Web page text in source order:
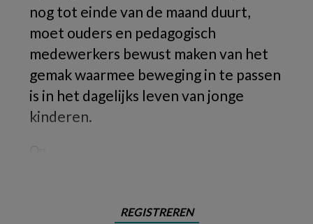
nog tot einde van de maand duurt,
moet ouders en pedagogisch
medewerkers bewust maken van het
gemak waarmee beweging in te passen
is in het dagelijks leven van jonge
kinderen.
REGISTREREN